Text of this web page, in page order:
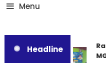
Menu
Headline